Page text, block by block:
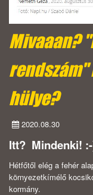
Mivaaan?
hülye?
2020.08.30
Itt? Mindenki!
Hétfőtől elég a fehér
környezetkímélő
kormány.